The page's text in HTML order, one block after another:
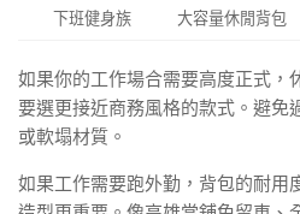
下班健身族 大容量休閒背包
如果你的工作場合需要高度正式，
要選更接近商務風格的款式。避免
或軟塌材質。
如果工作需要跑外勤，背包的耐用